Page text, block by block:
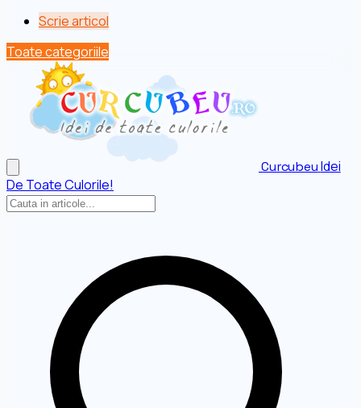
Scrie articol
Toate categoriile
CurcubeuIdei
De Toate Culorile!